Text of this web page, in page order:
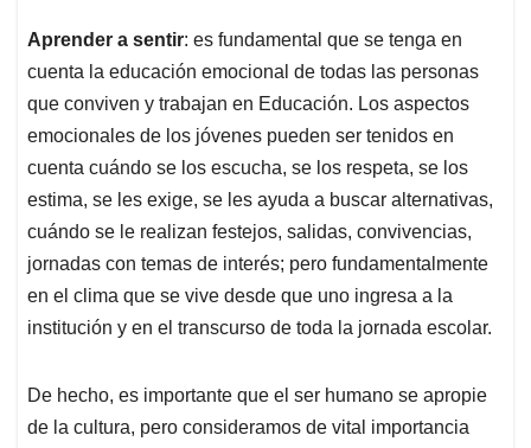
Aprender a sentir: es fundamental que se tenga en
cuenta la educación emocional de todas las personas
que conviven y trabajan en Educación. Los aspectos
emocionales de los jóvenes pueden ser tenidos en
cuenta cuándo se los escucha, se los respeta, se los
estima, se les exige, se les ayuda a buscar alternativas,
cuándo se le realizan festejos, salidas, convivencias,
jornadas con temas de interés; pero fundamentalmente
en el clima que se vive desde que uno ingresa a la
institución y en el transcurso de toda la jornada escolar.
De hecho, es importante que el ser humano se apropie
de la cultura, pero consideramos de vital importancia